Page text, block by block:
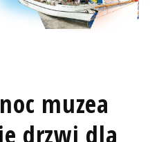
muzea
drzwi dla